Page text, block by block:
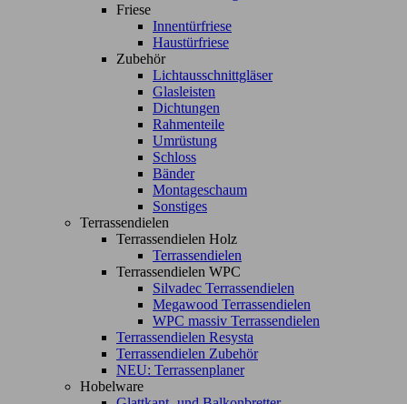
Friese
Innentürfriese
Haustürfriese
Zubehör
Lichtausschnittgläser
Glasleisten
Dichtungen
Rahmenteile
Umrüstung
Schloss
Bänder
Montageschaum
Sonstiges
Terrassendielen
Terrassendielen Holz
Terrassendielen
Terrassendielen WPC
Silvadec Terrassendielen
Megawood Terrassendielen
WPC massiv Terrassendielen
Terrassendielen Resysta
Terrassendielen Zubehör
NEU: Terrassenplaner
Hobelware